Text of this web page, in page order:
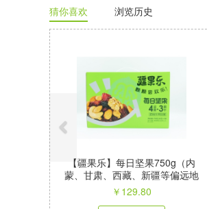
猜你喜欢 浏览历史
【疆果乐】每日坚果750g（内
蒙、甘肃、西藏、新疆等偏远地
区不发）
￥ 129.80